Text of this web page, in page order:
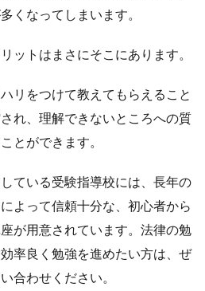
くなってしまいます。
ットはまさにそこにあります。
リをつけて教えてもらえること
れ、理解できないところへの質
とができます。
ている受験指導校には、長年の
よって信頼十分な、初心者から
が用意されています。法律の勉
率良く勉強を進めたい方は、ぜ
合わせください。